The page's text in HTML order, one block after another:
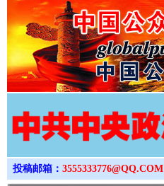
投稿邮箱： 3555333776@QQ.COM